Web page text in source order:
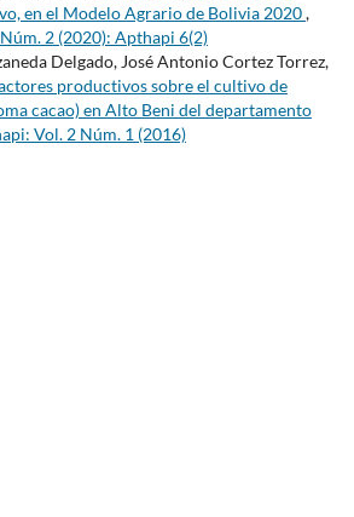
en el Modelo Agrario de Bolivia 2020,
2 (2020): Apthapi 6(2)
Delgado, José Antonio Cortez Torrez,
productivos sobre el cultivo de
cacao) en Alto Beni del departamento
Vol. 2 Núm. 1 (2016)